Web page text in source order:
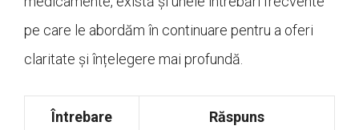
pe care le abordăm în continuare pentru a oferi
claritate și înțelegere mai profundă.
Întrebare Răspuns